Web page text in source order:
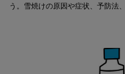
う。雪焼けの原因や症状、予防法